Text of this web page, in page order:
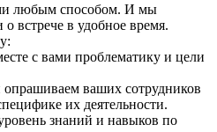
любым способом. И мы
о встрече в удобное время.
с вами проблематику и цели
ваших сотрудников
их деятельности.
знаний и навыков по